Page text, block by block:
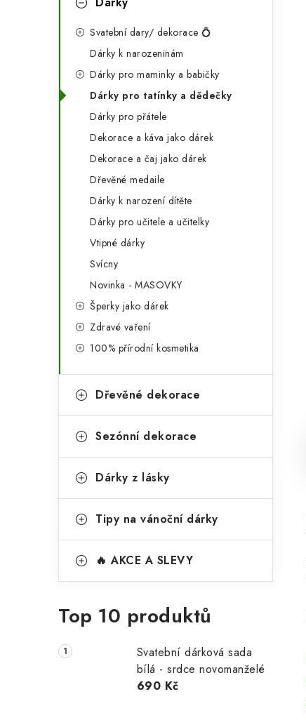
a
Svatební dary/ dekorace 💍
Dárky k narozeninám
Dárky pro maminky a babičky
Dárky pro tatínky a dědečky
Dárky pro přátele
Dekorace a káva jako dárek
Dekorace a čaj jako dárek
Dřevěné medaile
Dárky k narození dítěte
Dárky pro učitele a učitelky
Vtipné dárky
Svícny
Novinka - MASOVKY
Šperky jako dárek
Zdravé vaření
100% přírodní kosmetika
Dřevěné dekorace
Sezónní dekorace
Dárky z lásky
Tipy na vánoční dárky
🔥 AKCE A SLEVY
Top 10 produktů
Svatební dárková sada
bílá - srdce novomanželé
690 Kč